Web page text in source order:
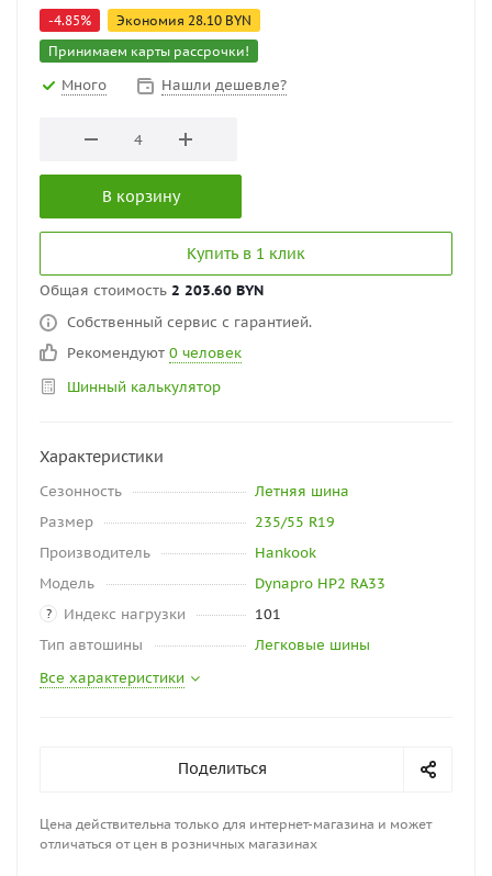
-4.85% Экономия 28.10 BYN
Принимаем карты рассрочки!
Много Нашли дешевле?
В корзину
Купить в 1 клик
Общая стоимость 2 203.60 BYN
Собственный сервис с гарантией.
Рекомендуют 0 человек
Шинный калькулятор
Характеристики
Сезонность
Летняя шина
Размер
235/55 R19
Производитель
Hankook
Модель
Dynapro HP2 RA33
? Индекс нагрузки
101
Тип автошины
Легковые шины
Все характеристики
Поделиться
Цена действительна только для интернет-магазина и может
отличаться от цен в розничных магазинах